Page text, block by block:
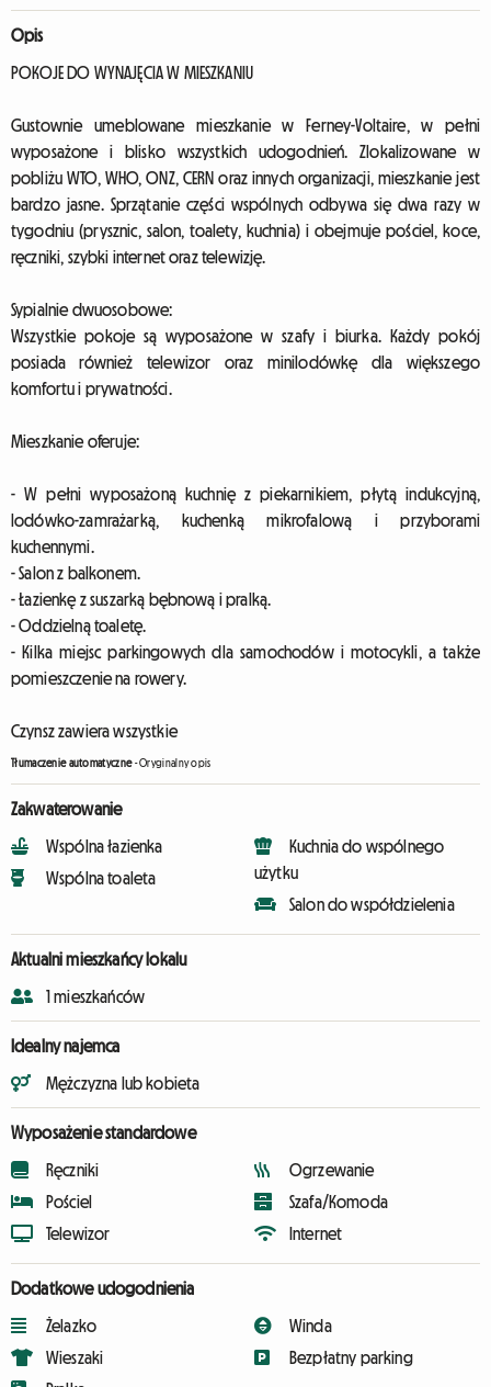
Opis
POKOJE DO WYNAJĘCIA W MIESZKANIU
Gustownie umeblowane mieszkanie w Ferney-Voltaire, w pełni
wyposażone i blisko wszystkich udogodnień. Zlokalizowane w
pobliżu WTO, WHO, ONZ, CERN oraz innych organizacji, mieszkanie jest
bardzo jasne. Sprzątanie części wspólnych odbywa się dwa razy w
tygodniu (prysznic, salon, toalety, kuchnia) i obejmuje pościel, koce,
ręczniki, szybki internet oraz telewizję.
Sypialnie dwuosobowe:
Wszystkie pokoje są wyposażone w szafy i biurka. Każdy pokój
posiada również telewizor oraz minilodówkę dla większego
komfortu i prywatności.
Mieszkanie oferuje:
- W pełni wyposażoną kuchnię z piekarnikiem, płytą indukcyjną,
lodówko-zamrażarką, kuchenką mikrofalową i przyborami
kuchennymi.
- Salon z balkonem.
- Łazienkę z suszarką bębnową i pralką.
- Oddzielną toaletę.
- Kilka miejsc parkingowych dla samochodów i motocykli, a także
pomieszczenie na rowery.
Czynsz zawiera wszystkie
Tłumaczenie automatyczne-Oryginalny opis
Zakwaterowanie
Wspólna łazienka
Wspólna toaleta
Kuchnia do wspólnego
użytku
Salon do współdzielenia
Aktualni mieszkańcy lokalu
1 mieszkańców
Idealny najemca
Mężczyzna lub kobieta
Wyposażenie standardowe
Ręczniki
Pościel
Telewizor
Ogrzewanie
Szafa/Komoda
Internet
Dodatkowe udogodnienia
Żelazko
Wieszaki
Winda
Bezpłatny parking